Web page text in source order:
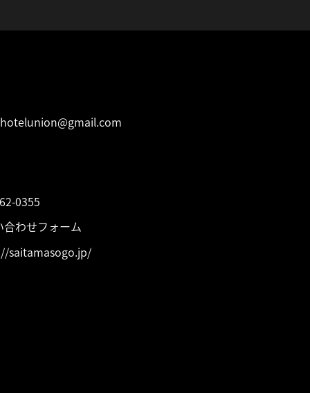
0355
合わせフォーム
saitamasogo.jp/